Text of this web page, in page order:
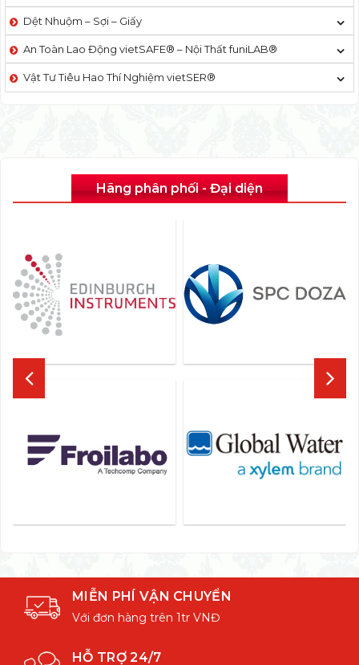
Dệt Nhuộm – Sợi – Giấy
An Toàn Lao Động vietSAFE® – Nội Thất funiLAB®
Vật Tư Tiêu Hao Thí Nghiệm vietSER®
Hãng phân phối - Đại diện
MIỄN PHÍ VẬN CHUYỂN
Với đơn hàng trên 1tr VNĐ
HỖ TRỢ 24/7